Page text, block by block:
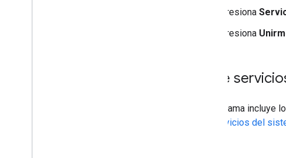
Presiona
Presiona
¿Qué
El programa
los servicios del